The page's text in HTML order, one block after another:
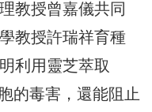
教授曾嘉儀共同
教授許瑞祥育種
利用靈芝萃取
的毒害，還能阻止